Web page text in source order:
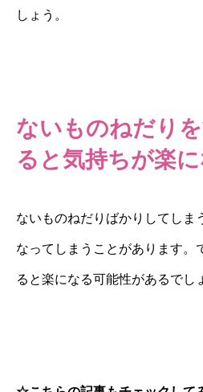
しょう。
ないものねだり
ると気持ちが楽に
ないものねだりばかりしてしま
なってしまうことがあります。
ると楽になる可能性があるでし